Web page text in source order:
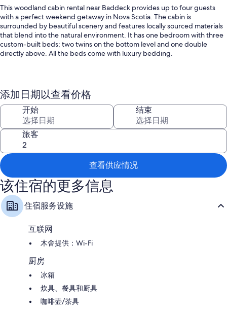
This woodland cabin rental near Baddeck provides up to four guests
with a perfect weekend getaway in Nova Scotia. The cabin is
surrounded by beautiful scenery and features locally sourced materials
that blend into the natural environment. It has one bedroom with three
custom-built beds; two twins on the bottom level and one double
directly above. All the beds come with luxury bedding.
The kitchen and bathroom are shared with other guests and are only a
short walk away from the cabin. The kitchen is a great social space and
has all the basic equipment, including a refrigerator, a microwave, a
toaster, a kettle, and an Italian Delonghi coffee machine. Guests can also
use the community barbecue during the hot summer months and get to
know the other visitors on site.
In the evenings, guests can relax on the private deck with seating and
enjoy the scenic views of the river. There are also hammocks for chilling
out in and catching up on some quiet time. For keen musicians, there is
a guitar in the cabin, which guests can play at their leisure. Pets are
welcome so there's no need to leave your fluffy companions at home.
添加日期以查看价格
开始 结束
旅客
查看供应情况
该住宿的更多信息
住宿服务设施
互联网
木舍提供：Wi-Fi
厨房
冰箱
炊具、餐具和厨具
咖啡壶/茶具